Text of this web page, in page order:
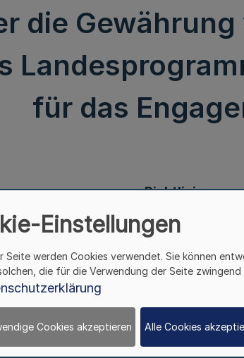
die
für das
Richtlinien
zur Umsetzung des
Runderlass
der Staatskanzlei
Einstellungen
Seite werden Cookies verwendet. Sie können
die für die Verwendung der Seite
Cookies akzeptieren Alle Cookies